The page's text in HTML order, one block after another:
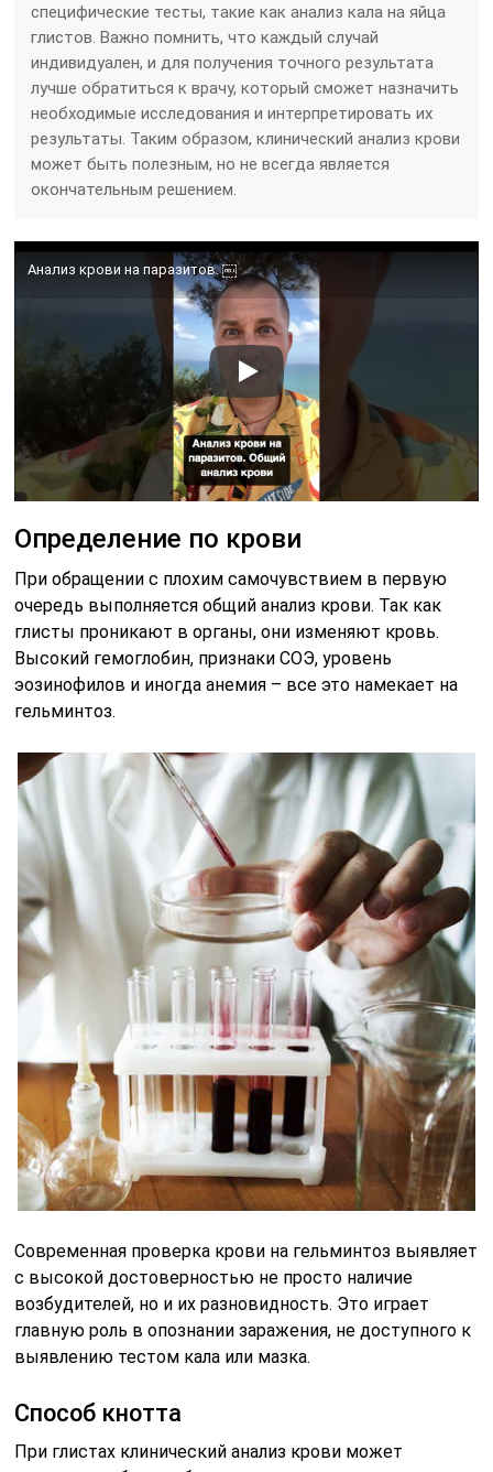
специфические тесты, такие как анализ кала на яйца
глистов. Важно помнить, что каждый случай
индивидуален, и для получения точного результата
лучше обратиться к врачу, который сможет назначить
необходимые исследования и интерпретировать их
результаты. Таким образом, клинический анализ крови
может быть полезным, но не всегда является
окончательным решением.
Анализ крови на паразитов. ￼
Определение по крови
При обращении с плохим самочувствием в первую
очередь выполняется общий анализ крови. Так как
глисты проникают в органы, они изменяют кровь.
Высокий гемоглобин, признаки СОЭ, уровень
эозинофилов и иногда анемия – все это намекает на
гельминтоз.
Современная проверка крови на гельминтоз выявляет
с высокой достоверностью не просто наличие
возбудителей, но и их разновидность. Это играет
главную роль в опознании заражения, не доступного к
выявлению тестом кала или мазка.
Способ кнотта
При глистах клинический анализ крови может